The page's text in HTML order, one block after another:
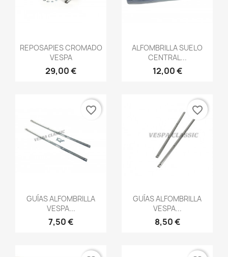
Vista rápida
REPOSAPIES CROMADO
VESPA
29,00 €
Vista rápida
ALFOMBRILLA SUELO
CENTRAL...
12,00 €
Vista rápida
GUÍAS ALFOMBRILLA
VESPA...
7,50 €
favorite_border
Vista rápida
GUÍAS ALFOMBRILLA
VESPA...
8,50 €
favorite_border